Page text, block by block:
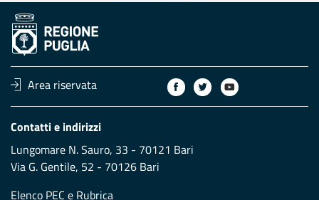
Area riservata
Contatti e indirizzi
Lungomare N. Sauro, 33 - 70121 Bari
Via G. Gentile, 52 - 70126 Bari
Elenco PEC e Rubrica